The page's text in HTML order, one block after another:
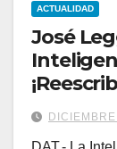
ACTUALIDAD
José
mundo